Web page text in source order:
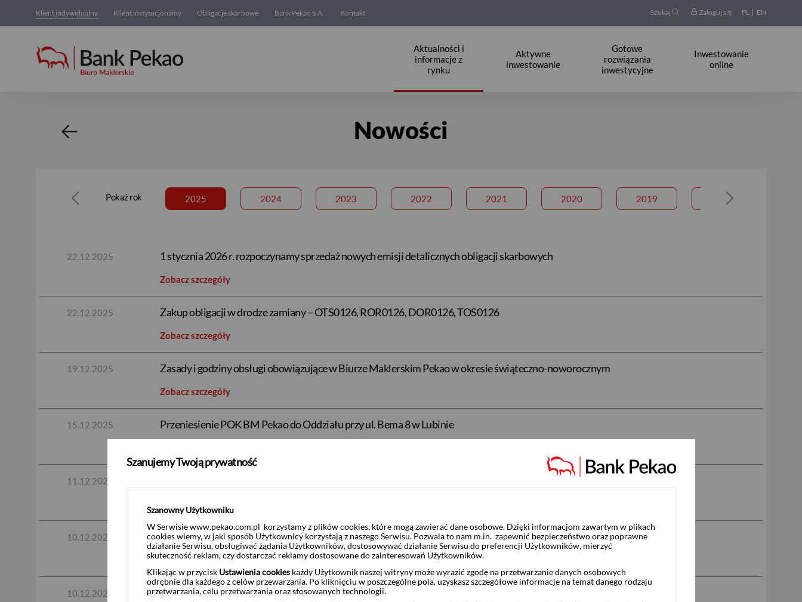
Klient indywidualny Klient instytucjonalny Obligacje skarbowe Bank Pekao S.A. Kontakt Szukaj Zaloguj się PL EN
Aktualności i
informacje z
rynku
Aktywne
inwestowanie
Gotowe
rozwiązania
inwestycyjne
Inwestowanie
online
Nowości Nowości
Pokaż rok
2026 2025 2024 2023 2022 2021 2020 2019 2018
22.12.2025 1 stycznia 2026 r. rozpoczynamy sprzedaż nowych emisji detalicznych obligacji skarbowych
Zobacz szczegóły
22.12.2025 Zakup obligacji w drodze zamiany – OTS0126, ROR0126, DOR0126, TOS0126
Zobacz szczegóły
19.12.2025 Zasady i godziny obsługi obowiązujące w Biurze Maklerskim Pekao w okresie świąteczno-noworocznym
Zobacz szczegóły
15.12.2025 Przeniesienie POK BM Pekao do Oddziału przy ul. Bema 8 w Lubinie
11.12.2025
10.12.2025 Produkt strukturyzowany Cyfrowa Era EUR - zapisy do 9.01.2026
Zobacz szczegóły
10.12.2025 Produkt strukturyzowany Cyfrowa Era USD - zapisy do 9.01.2026
Szanujemy Twoją prywatność
Szanowny Użytkowniku
W Serwisie www.pekao.com.pl korzystamy z plików cookies, które mogą zawierać dane osobowe. Dzięki informacjom zawartym w plikach
cookies wiemy, w jaki sposób Użytkownicy korzystają z naszego Serwisu. Pozwala to nam m.in. zapewnić bezpieczeństwo oraz poprawne
działanie Serwisu, obsługiwać żądania Użytkowników, dostosowywać działanie Serwisu do preferencji Użytkowników, mierzyć
skuteczność reklam, czy dostarczać reklamy dostosowane do zainteresowań Użytkowników.
Klikając w przycisk Ustawienia cookies każdy Użytkownik naszej witryny może wyrazić zgodę na przetwarzanie danych osobowych
odrębnie dla każdego z celów przewarzania. Po kliknięciu w poszczególne pola, uzyskasz szczegółowe informacje na temat danego rodzaju
przetwarzania, celu przetwarzania oraz stosowanych technologii.